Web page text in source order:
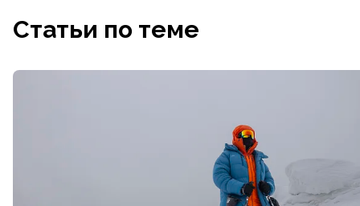
Статьи по теме